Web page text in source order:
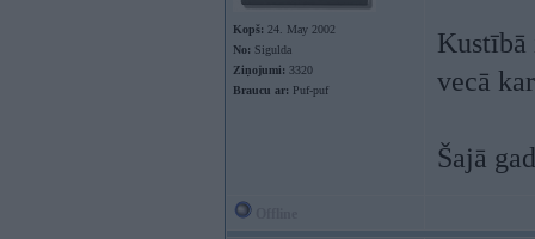
Kopš: 24. May 2002
No: Sigulda
Ziņojumi: 3320
Braucu ar: Puf-puf
vecā
Šajā